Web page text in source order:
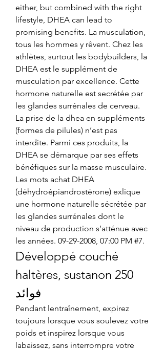
either, but combined with the right
lifestyle, DHEA can lead to
promising benefits. La musculation,
tous les hommes y rêvent. Chez les
athlètes, surtout les bodybuilders, la
DHEA est le supplément de
musculation par excellence. Cette
hormone naturelle est secrétée par
les glandes surrénales de cerveau.
La prise de la dhea en suppléments
(formes de pilules) n’est pas
interdite. Parmi ces produits, la
DHEA se démarque par ses effets
bénéfiques sur la masse musculaire.
Les mots achat DHEA
(déhydroépiandrostérone) exlique
une hormone naturelle sécrétée par
les glandes surrénales dont le
niveau de production s’atténue avec
les années. 09-29-2008, 07:00 PM #7.
Développé couché
haltères, sustanon 250
فوائد
Pendant lentraînement, expirez
toujours lorsque vous soulevez votre
poids et inspirez lorsque vous
labaissez, sans interrompre votre